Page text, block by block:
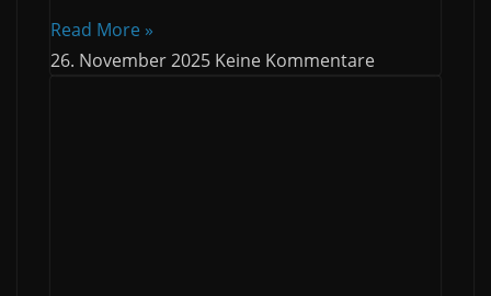
Read More »
26. November 2025 Keine Kommentare